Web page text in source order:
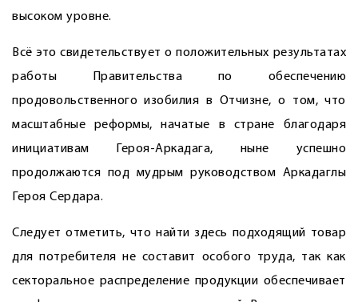
высоком уровне.
Всё это свидетельствует о положительных результатах
работы Правительства по обес­печению
продовольственного изобилия в Отчизне, о том, что
масштабные реформы, начатые в стране благодаря
инициативам Героя-Аркадага, ныне успешно
продолжаются под муд­рым руководством ­Аркадаглы
Героя Сердара.
Следует отметить, что найти здесь подходящий товар
для потребителя не составит особого труда, так как
секторальное распределение продукции обеспечивает